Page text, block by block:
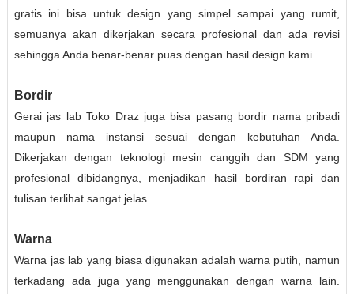
gratis ini bisa untuk design yang simpel sampai yang rumit,
semuanya akan dikerjakan secara profesional dan ada revisi
sehingga Anda benar-benar puas dengan hasil design kami.
Bordir
Gerai jas lab Toko Draz juga bisa pasang bordir nama pribadi
maupun nama instansi sesuai dengan kebutuhan Anda.
Dikerjakan dengan teknologi mesin canggih dan SDM yang
profesional dibidangnya, menjadikan hasil bordiran rapi dan
tulisan terlihat sangat jelas.
Warna
Warna jas lab yang biasa digunakan adalah warna putih, namun
terkadang ada juga yang menggunakan dengan warna lain.